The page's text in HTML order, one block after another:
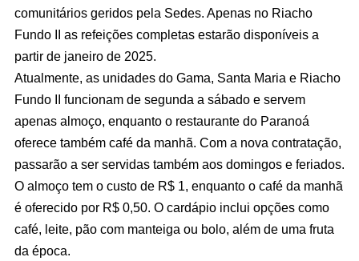
comunitários geridos pela Sedes. Apenas no Riacho
Fundo II as refeições completas estarão disponíveis a
partir de janeiro de 2025.
Atualmente, as unidades do Gama, Santa Maria e Riacho
Fundo II funcionam de segunda a sábado e servem
apenas almoço, enquanto o restaurante do Paranoá
oferece também café da manhã. Com a nova contratação,
passarão a ser servidas também aos domingos e feriados.
O almoço tem o custo de R$ 1, enquanto o café da manhã
é oferecido por R$ 0,50. O cardápio inclui opções como
café, leite, pão com manteiga ou bolo, além de uma fruta
da época.